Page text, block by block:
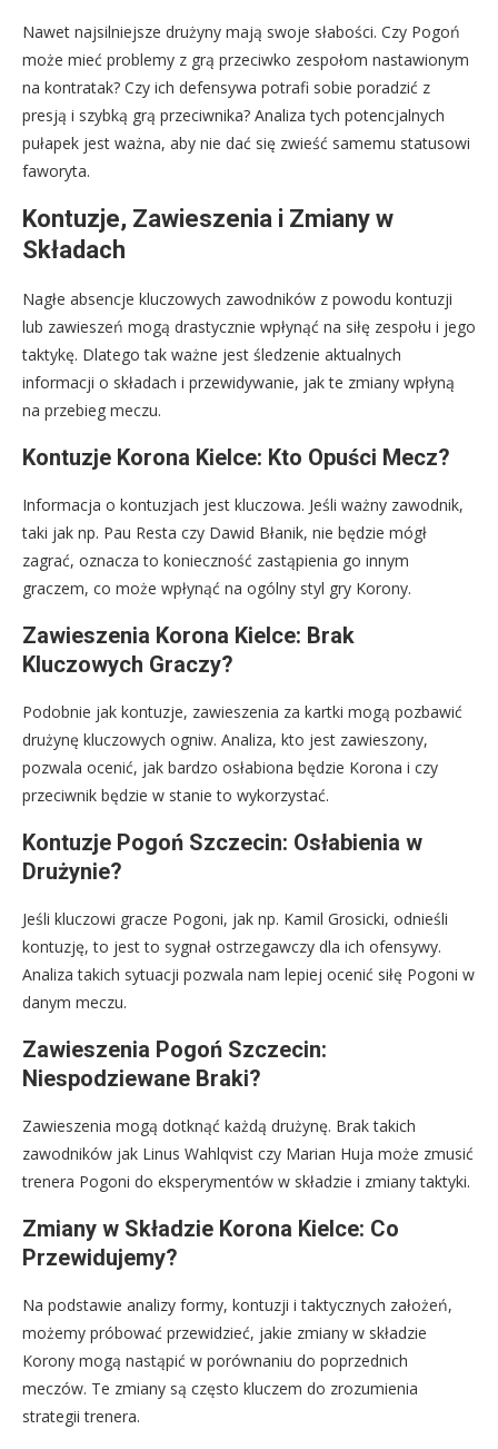
Nawet najsilniejsze drużyny mają swoje słabości. Czy Pogoń
może mieć problemy z grą przeciwko zespołom nastawionym
na kontratak? Czy ich defensywa potrafi sobie poradzić z
presją i szybką grą przeciwnika? Analiza tych potencjalnych
pułapek jest ważna, aby nie dać się zwieść samemu statusowi
faworyta.
Kontuzje, Zawieszenia i Zmiany w
Składach
Nagłe absencje kluczowych zawodników z powodu kontuzji
lub zawieszeń mogą drastycznie wpłynąć na siłę zespołu i jego
taktykę. Dlatego tak ważne jest śledzenie aktualnych
informacji o składach i przewidywanie, jak te zmiany wpłyną
na przebieg meczu.
Kontuzje Korona Kielce: Kto Opuści Mecz?
Informacja o kontuzjach jest kluczowa. Jeśli ważny zawodnik,
taki jak np. Pau Resta czy Dawid Błanik, nie będzie mógł
zagrać, oznacza to konieczność zastąpienia go innym
graczem, co może wpłynąć na ogólny styl gry Korony.
Zawieszenia Korona Kielce: Brak
Kluczowych Graczy?
Podobnie jak kontuzje, zawieszenia za kartki mogą pozbawić
drużynę kluczowych ogniw. Analiza, kto jest zawieszony,
pozwala ocenić, jak bardzo osłabiona będzie Korona i czy
przeciwnik będzie w stanie to wykorzystać.
Kontuzje Pogoń Szczecin: Osłabienia w
Drużynie?
Jeśli kluczowi gracze Pogoni, jak np. Kamil Grosicki, odnieśli
kontuzję, to jest to sygnał ostrzegawczy dla ich ofensywy.
Analiza takich sytuacji pozwala nam lepiej ocenić siłę Pogoni w
danym meczu.
Zawieszenia Pogoń Szczecin:
Niespodziewane Braki?
Zawieszenia mogą dotknąć każdą drużynę. Brak takich
zawodników jak Linus Wahlqvist czy Marian Huja może zmusić
trenera Pogoni do eksperymentów w składzie i zmiany taktyki.
Zmiany w Składzie Korona Kielce: Co
Przewidujemy?
Na podstawie analizy formy, kontuzji i taktycznych założeń,
możemy próbować przewidzieć, jakie zmiany w składzie
Korony mogą nastąpić w porównaniu do poprzednich
meczów. Te zmiany są często kluczem do zrozumienia
strategii trenera.